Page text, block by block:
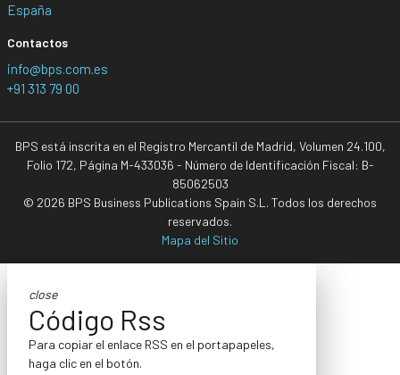
España
Contactos
info@bps.com.es
+91 313 79 00
BPS está inscrita en el Registro Mercantil de Madrid, Volumen 24.100,
Folio 172, Página M-433036 - Número de Identificación Fiscal: B-
85062503
© 2026 BPS Business Publications Spain S.L. Todos los derechos
reservados.
Mapa del Sitio
close
Código Rss
Para copiar el enlace RSS en el portapapeles,
haga clic en el botón.